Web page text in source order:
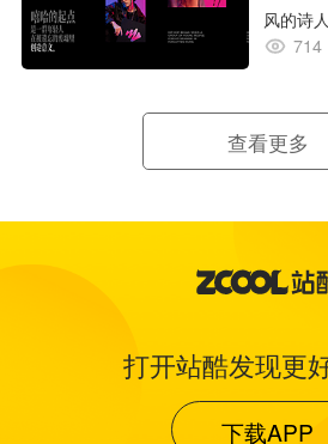
风的诗人
714
查看更多
打开站酷发现更
下载APP